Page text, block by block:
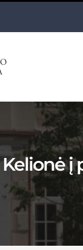
Kelionė į